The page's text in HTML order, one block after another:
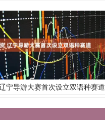
宁导游大赛首次设立双语种赛道